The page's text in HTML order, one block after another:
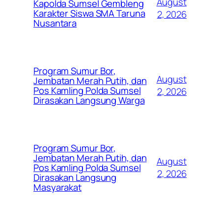
Kapolda Sumsel Gembleng
Karakter Siswa SMA Taruna
Nusantara
2, 2026
Program Sumur Bor,
Jembatan Merah Putih, dan
Pos Kamling Polda Sumsel
Dirasakan Langsung Warga
August
2, 2026
Program Sumur Bor,
Jembatan Merah Putih, dan
Pos Kamling Polda Sumsel
Dirasakan Langsung
Masyarakat
August
2, 2026